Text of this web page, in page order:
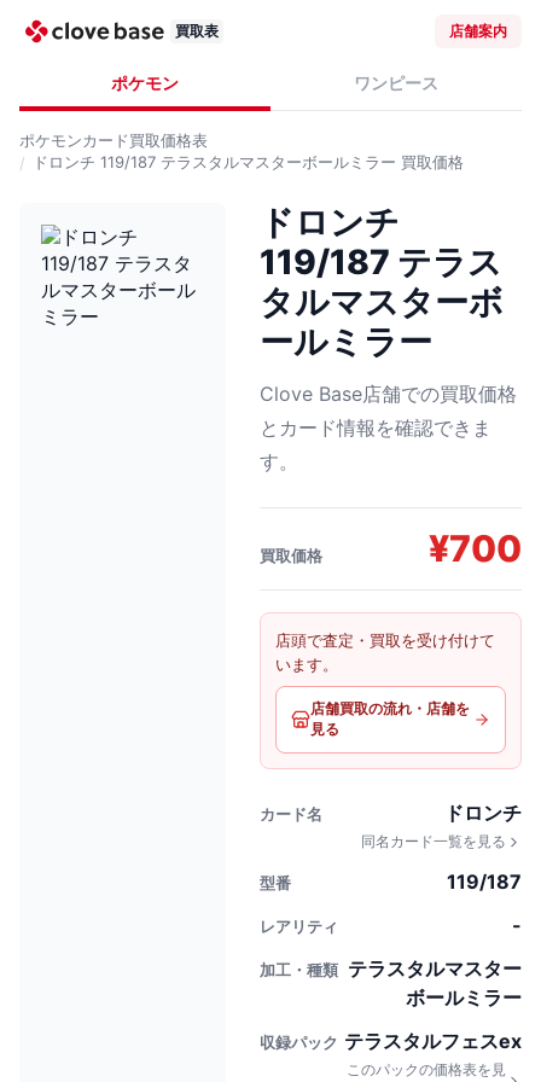
買取表 店舗案内
ポケモン ワンピース
ポケモンカード買取価格表
ドロンチ 119/187 テラスタルマスターボールミラー 買取価格
ドロンチ
119/187 テラス
タルマスターボ
ールミラー
Clove Base店舗での買取価格
とカード情報を確認できま
す。
買取価格 ¥700
店頭で査定・買取を受け付けて
います。
店舗買取の流れ・店舗を
見る
カード名 ドロンチ
同名カード一覧を見る
型番 119/187
レアリティ -
加工・種類 テラスタルマスター
ボールミラー
収録パック テラスタルフェスex
このパックの価格表を見